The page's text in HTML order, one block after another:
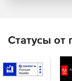
продуктивной
станции от
обеспечения.
Статусы от